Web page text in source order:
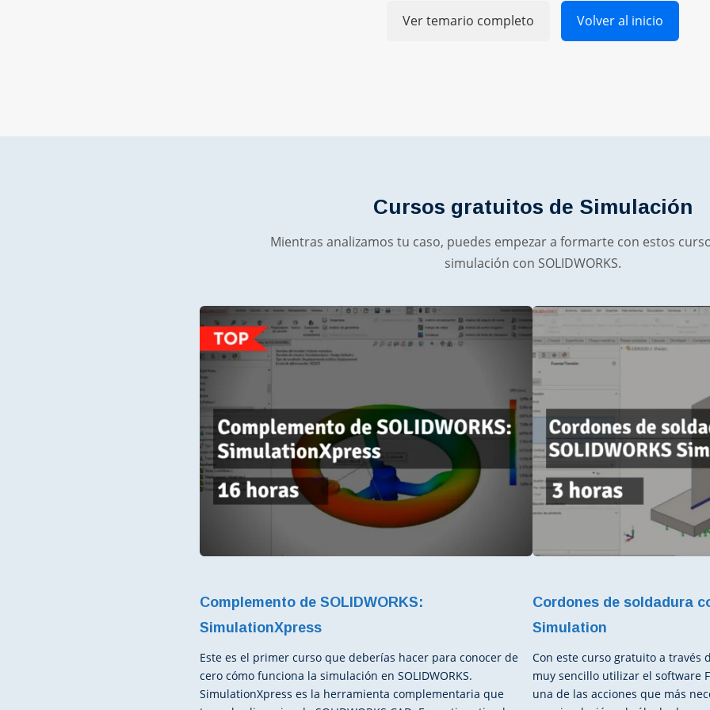
Ver temario completo Volver al inicio
Cursos gratuitos de Simulación
Mientras analizamos tu caso, puedes empezar a formarte con estos
simulación con SOLIDWORKS.
Complemento de SOLIDWORKS:
SimulationXpress
Este es el primer curso que deberías hacer para conocer de
cero cómo funciona la simulación en SOLIDWORKS.
SimulationXpress es la herramienta complementaria que
Cordones de soldadura
Simulation
Con este curso gratuito a través
muy sencillo utilizar el software
una de las acciones que más